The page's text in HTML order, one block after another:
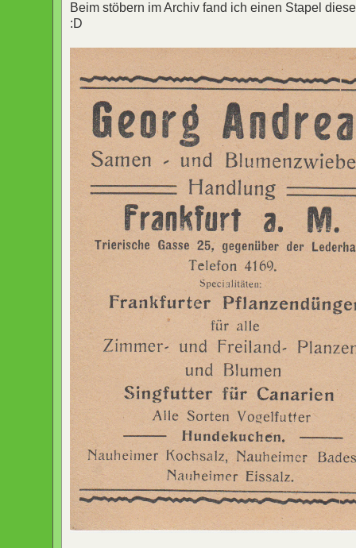
Beim stöbern im Archiv fand ich einen Stapel
:D